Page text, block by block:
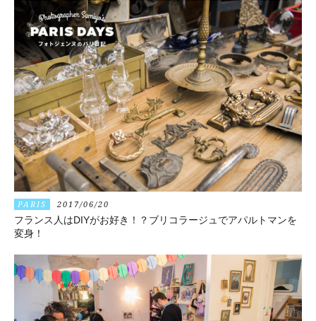
PARIS 2017/06/20
フランス人はDIYがお好き！？ブリコラージュでアパルトマンを
変身！